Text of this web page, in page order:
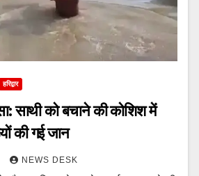
हरिद्वार
साथी को बचाने की कोशिश में
की गई जान
NEWS DESK